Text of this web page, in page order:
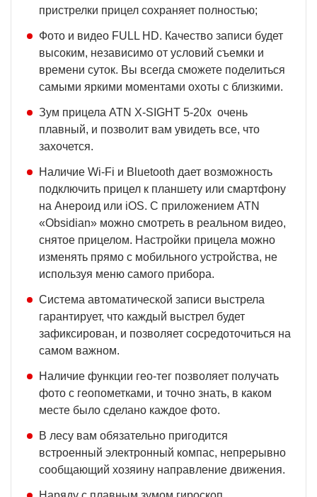
пристрелки прицел сохраняет полностью;
Фото и видео FULL HD. Качество записи будет
высоким, независимо от условий съемки и
времени суток. Вы всегда сможете поделиться
самыми яркими моментами охоты с близкими.
Зум прицела ATN X-SIGHT 5-20x очень
плавный, и позволит вам увидеть все, что
захочется.
Наличие Wi-Fi и Bluetooth дает возможность
подключить прицел к планшету или смартфону
на Анероид или iOS. С приложением ATN
«Obsidian» можно смотреть в реальном видео,
снятое прицелом. Настройки прицела можно
изменять прямо с мобильного устройства, не
используя меню самого прибора.
Система автоматической записи выстрела
гарантирует, что каждый выстрел будет
зафиксирован, и позволяет сосредоточиться на
самом важном.
Наличие функции гео-тег позволяет получать
фото с геопометками, и точно знать, в каком
месте было сделано каждое фото.
В лесу вам обязательно пригодится
встроенный электронный компас, непрерывно
сообщающий хозяину направление движения.